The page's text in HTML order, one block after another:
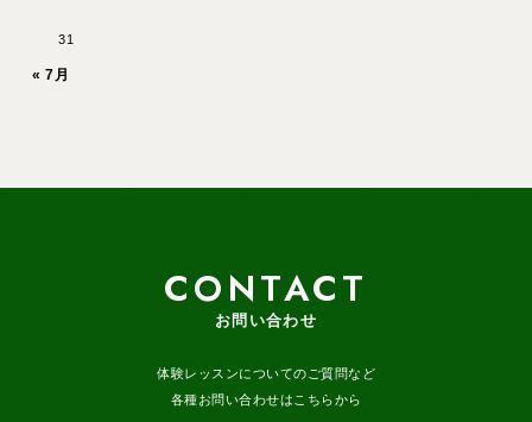
31
« 7月
CONTACT
お問い合わせ
体験レッスンについてのご質問など
各種お問い合わせはこちらから